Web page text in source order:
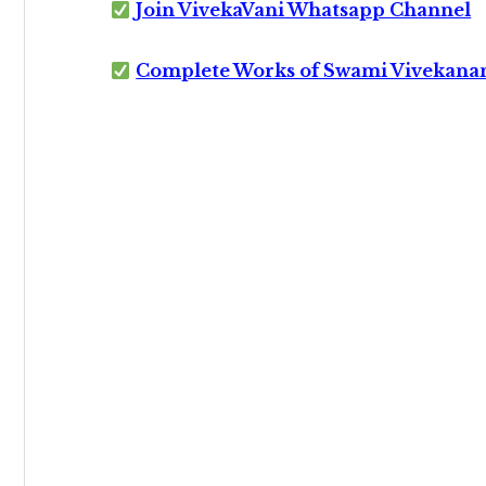
Join VivekaVani Whatsapp Channel
Complete Works of Swami